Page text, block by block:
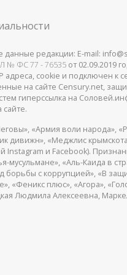
редакции: E-mail:
№ ФС 77 - 76535 от 02.09.2019
cookie и подключен к
на сайте Censury.net,
гиперссылка на
«Армия воли народа»,
дивижн», «Меджлис
Instagram и Facebook).
«Аль-Каида в
борьбы с коррупцией», «В
плюс», «Агора»,
Людмила Алексеевна,